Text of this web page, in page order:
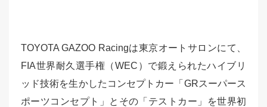
TOYOTA GAZOO Racingは東京オートサロンにて、
FIA世界耐久選手権（WEC）で鍛えられたハイブリ
ッド技術を生かしたコンセプトカー「GRスーパース
ポーツコンセプト」とその「テストカー」を世界初